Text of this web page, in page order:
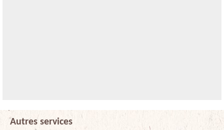
Autres services